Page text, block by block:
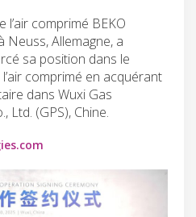
l’air comprimé BEKO
Neuss, Allemagne, a
sa position dans le
comprimé en acquérant
dans Wuxi Gas
Ltd. (GPS), Chine.